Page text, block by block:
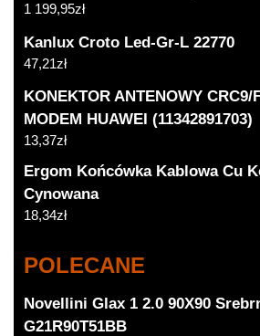
1 199,95zł
Kanlux Croto Led-Gr-L 22770
47,21zł
KONEKTOR ANTENOWY CRC9/
MODEM HUAWEI (11342891703)
13,37zł
Ergom Końcówka Kablowa Cu
Cynowana
18,34zł
POLECANE
Novellini Glax 1 2.0 90X90
G21R90T51BB